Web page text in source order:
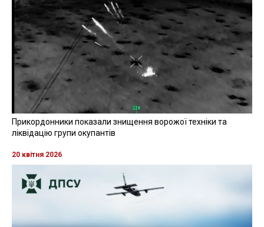
Прикордонники показали знищення ворожої техніки та
ліквідацію групи окупантів
20 квітня 2026